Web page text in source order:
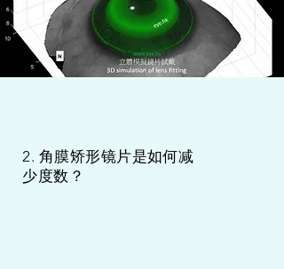
2. 角膜矫形镜片是如何减
少度数？